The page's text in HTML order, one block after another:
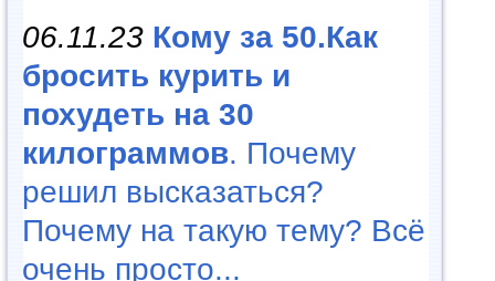
06.11.23 Кому за 50.Как
бросить курить и
похудеть на 30
килограммов. Почему
решил высказаться?
Почему на такую тему? Всё
очень просто...